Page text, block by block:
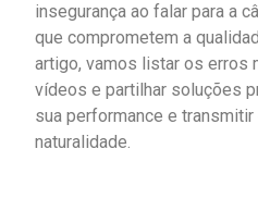
insegurança ao falar para a
que comprometem a
artigo, vamos listar os erros
vídeos e partilhar soluções
sua performance e transmitir
naturalidade.